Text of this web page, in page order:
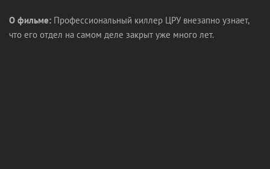
О фильме: Профессиональный киллер ЦРУ внезапно узнает,
что его отдел на самом деле закрыт уже много лет.